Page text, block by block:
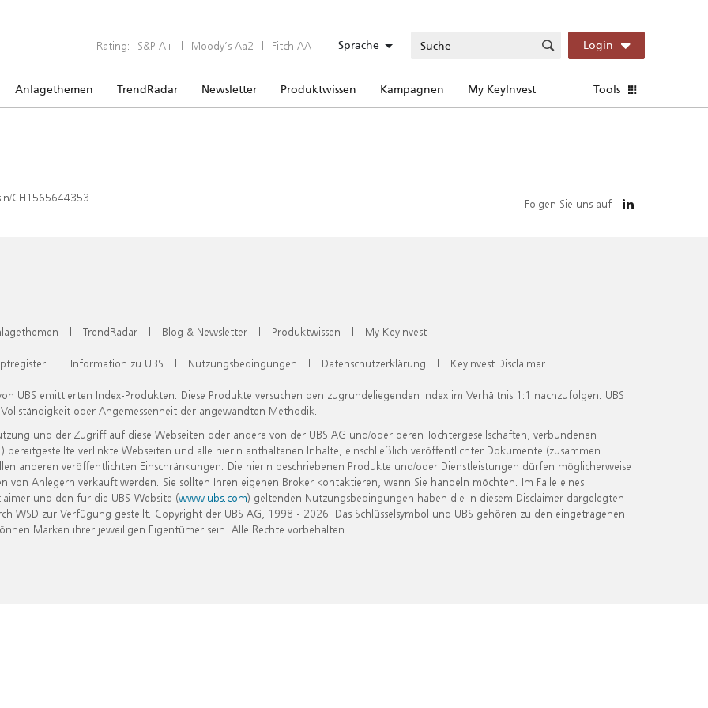
Rating: S&P A+ | Moody’s Aa2 | Fitch AA Sprache Login
Anlagethemen TrendRadar Newsletter Produktwissen Kampagnen My KeyInvest Tools
CH1565644353 Folgen Sie uns auf
| TrendRadar | Blog & Newsletter | Produktwissen | My KeyInvest
| Information zu UBS | Nutzungsbedingungen | Datenschutzerklärung | KeyInvest Disclaimer
UBS emittierten Index-Produkten. Diese Produkte versuchen den zugrundeliegenden Index im Verhältnis 1:1 nachzufolgen. UBS
oder Angemessenheit der angewandten Methodik.
und der Zugriff auf diese Webseiten oder andere von der UBS AG und/oder deren Tochtergesellschaften, verbundenen
verlinkte Webseiten und alle hierin enthaltenen Inhalte, einschließlich veröffentlichter Dokumente (zusammen
anderen veröffentlichten Einschränkungen. Die hierin beschriebenen Produkte und/oder Dienstleistungen dürfen möglicherweise
Anlegern verkauft werden. Sie sollten Ihren eigenen Broker kontaktieren, wenn Sie handeln möchten. Im Falle eines
und den für die UBS-Website (www.ubs.com) geltenden Nutzungsbedingungen haben die in diesem Disclaimer dargelegten
zur Verfügung gestellt. Copyright der UBS AG, 1998 - 2026. Das Schlüsselsymbol und UBS gehören zu den eingetragenen
Marken ihrer jeweiligen Eigentümer sein. Alle Rechte vorbehalten.